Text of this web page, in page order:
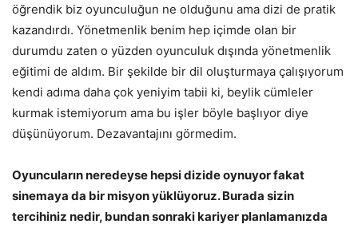
öğrendik biz oyunculuğun ne olduğunu ama dizi de pratik
kazandırdı. Yönetmenlik benim hep içimde olan bir
durumdu zaten o yüzden oyunculuk dışında yönetmenlik
eğitimi de aldım. Bir şekilde bir dil oluşturmaya çalışıyorum
kendi adıma daha çok yeniyim tabii ki, beylik cümleler
kurmak istemiyorum ama bu işler böyle başlıyor diye
düşünüyorum. Dezavantajını görmedim.
Oyuncuların neredeyse hepsi dizide oynuyor fakat
sinemaya da bir misyon yüklüyoruz. Burada sizin
tercihiniz nedir, bundan sonraki kariyer planlamanızda